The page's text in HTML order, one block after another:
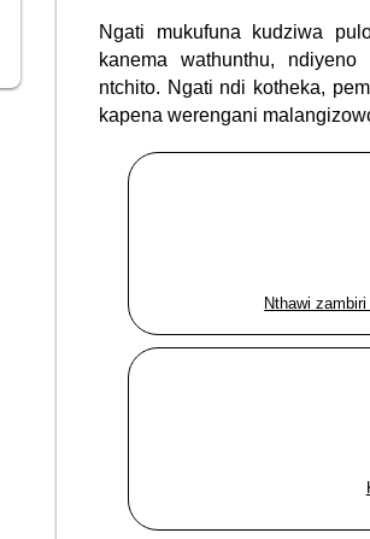
Ngati mukufuna kudziwa
kanema wathunthu,
ntchito. Ngati ndi kotheka,
kapena werengani
Nthawi